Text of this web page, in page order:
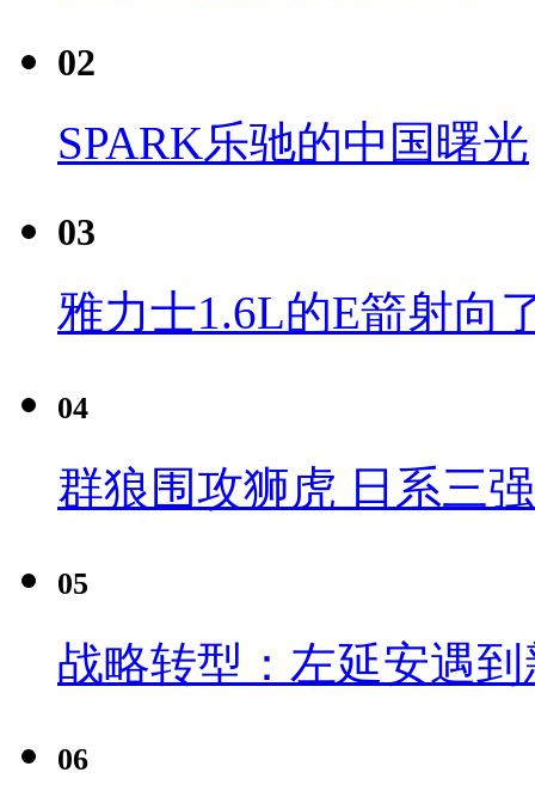
02
SPARK乐驰的中国曙光
03
雅力士1.6L的E箭射向
04
群狼围攻狮虎 日系三
05
战略转型：左延安遇
06